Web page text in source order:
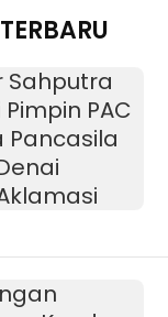
TERBARU